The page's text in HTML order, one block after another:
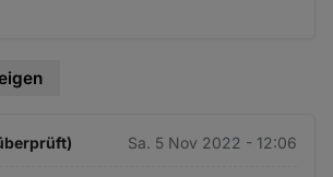
Sa. 5 Nov 2022 - 12:06